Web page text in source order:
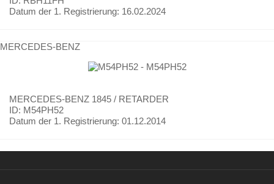
Datum der 1. Registrierung: 16.02.2024
MERCEDES-BENZ
MERCEDES-BENZ 1845 / RETARDER
ID: M54PH52
Datum der 1. Registrierung: 01.12.2014